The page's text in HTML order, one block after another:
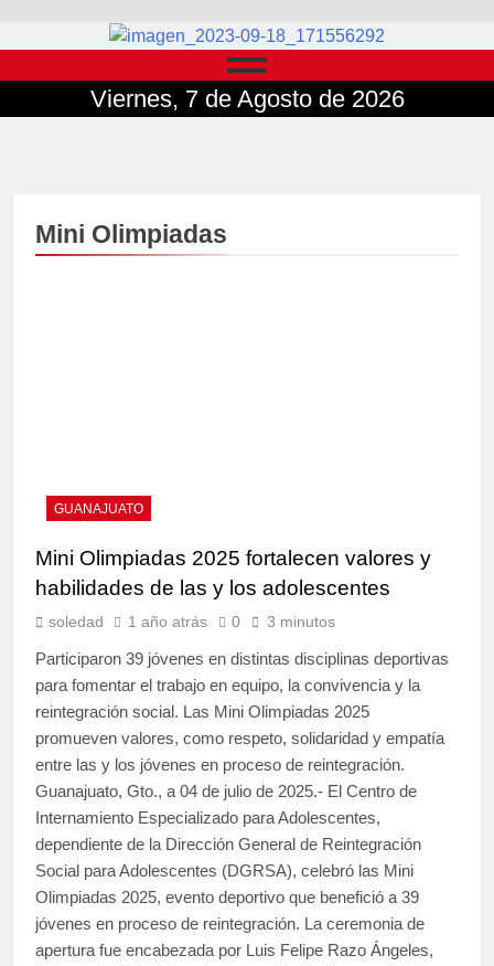
Viernes, 7 de Agosto de 2026
Mini Olimpiadas
GUANAJUATO
Mini Olimpiadas 2025 fortalecen valores y
habilidades de las y los adolescentes
soledad 1 año atrás 0 3 minutos
Participaron 39 jóvenes en distintas disciplinas deportivas
para fomentar el trabajo en equipo, la convivencia y la
reintegración social. Las Mini Olimpiadas 2025
promueven valores, como respeto, solidaridad y empatía
entre las y los jóvenes en proceso de reintegración.
Guanajuato, Gto., a 04 de julio de 2025.- El Centro de
Internamiento Especializado para Adolescentes,
dependiente de la Dirección General de Reintegración
Social para Adolescentes (DGRSA), celebró las Mini
Olimpiadas 2025, evento deportivo que benefició a 39
jóvenes en proceso de reintegración. La ceremonia de
apertura fue encabezada por Luis Felipe Razo Ángeles,